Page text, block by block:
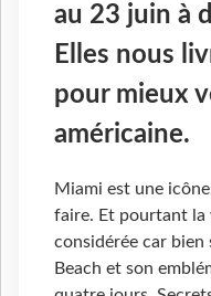
au 23 juin à
Elles nous
pour mieux
américaine.
Miami est une
faire. Et pourtant la
considérée car bien
Beach et son